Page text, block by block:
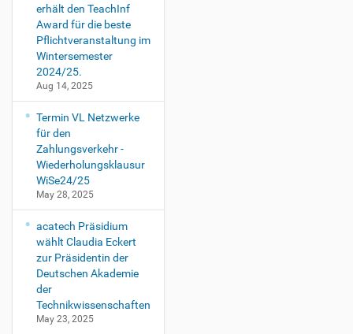
erhält den TeachInf
Award für die beste
Pflichtveranstaltung im
Wintersemester
2024/25.
Aug 14, 2025
Termin VL Netzwerke
für den
Zahlungsverkehr -
Wiederholungsklausur
WiSe24/25
May 28, 2025
acatech Präsidium
wählt Claudia Eckert
zur Präsidentin der
Deutschen Akademie
der
Technikwissenschaften
May 23, 2025